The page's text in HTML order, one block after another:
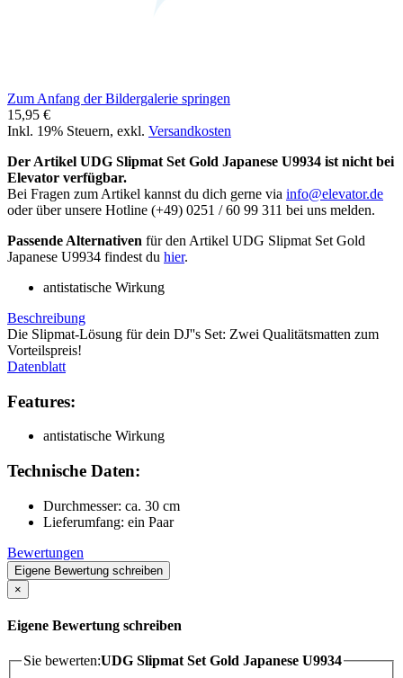
Zum Anfang der Bildergalerie springen
15,95 €
Inkl. 19% Steuern, exkl. Versandkosten
Der Artikel UDG Slipmat Set Gold Japanese U9934 ist nicht bei
Elevator verfügbar.
Bei Fragen zum Artikel kannst du dich gerne via info@elevator.de
oder über unsere Hotline (+49) 0251 / 60 99 311 bei uns melden.
Passende Alternativen für den Artikel UDG Slipmat Set Gold
Japanese U9934 findest du hier.
antistatische Wirkung
Beschreibung
Die Slipmat-Lösung für dein DJ''s Set: Zwei Qualitätsmatten zum
Vorteilspreis!
Datenblatt
Features:
antistatische Wirkung
Technische Daten:
Durchmesser: ca. 30 cm
Lieferumfang: ein Paar
Bewertungen
Eigene Bewertung schreiben
×
Eigene Bewertung schreiben
Sie bewerten:UDG Slipmat Set Gold Japanese U9934